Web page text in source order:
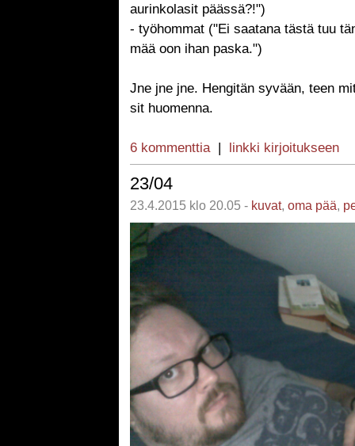
aurinkolasit päässä?!")
- työhommat ("Ei saatana tästä tuu
mää oon ihan paska.")
Jne jne jne. Hengitän syvään, teen
sit huomenna.
6 kommenttia| linkki kirjoitukseen
23/04
23.4.2015 klo 20.05 - kuvat, oma pää,